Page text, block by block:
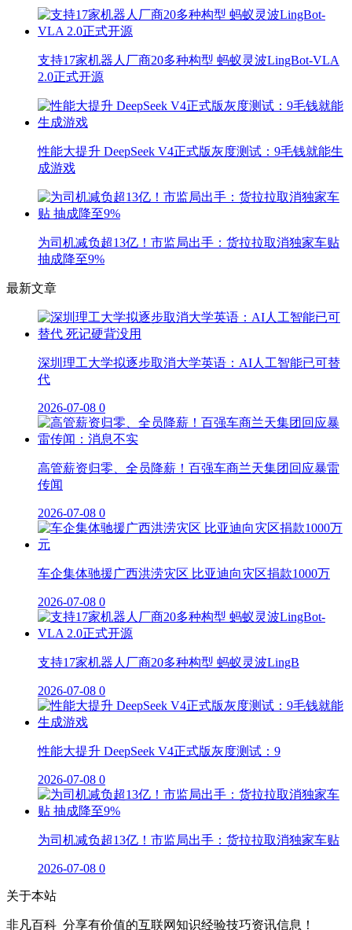
支持17家机器人厂商20多种构型 蚂蚁灵波LingBot-VLA
2.0正式开源
性能大提升 DeepSeek V4正式版灰度测试：9毛钱就能生
成游戏
为司机减负超13亿！市监局出手：货拉拉取消独家车贴
抽成降至9%
最新文章
深圳理工大学拟逐步取消大学英语：AI人工智能已可替
代
2026-07-08 0
高管薪资归零、全员降薪！百强车商兰天集团回应暴雷
传闻
2026-07-08 0
车企集体驰援广西洪涝灾区 比亚迪向灾区捐款1000万
2026-07-08 0
支持17家机器人厂商20多种构型 蚂蚁灵波LingB
2026-07-08 0
性能大提升 DeepSeek V4正式版灰度测试：9
2026-07-08 0
为司机减负超13亿！市监局出手：货拉拉取消独家车贴
2026-07-08 0
关于本站
非凡百科_分享有价值的互联网知识经验技巧资讯信息！